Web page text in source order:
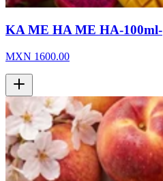
KA ME HA ME HA-100ml-
MXN 1600.00